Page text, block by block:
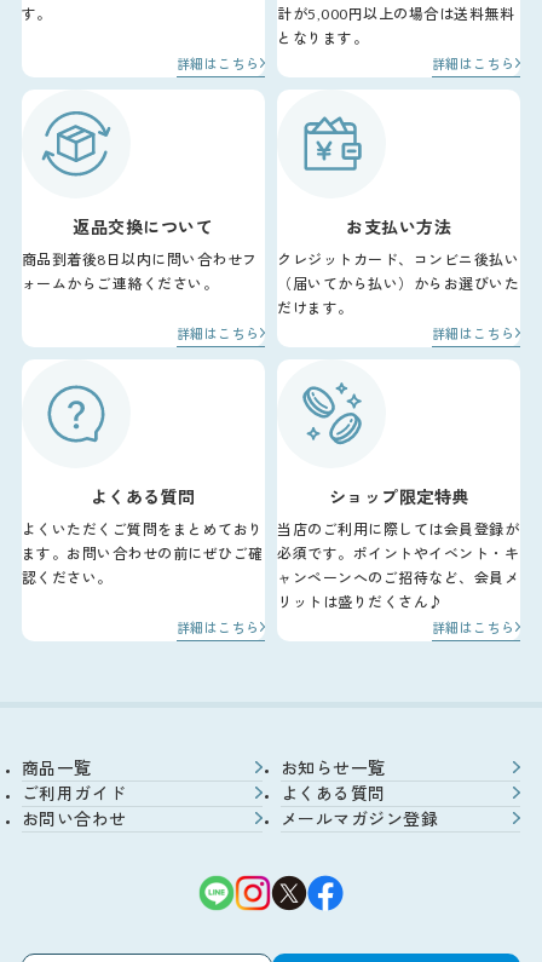
す。
詳細はこちら
計が5,000円以上の場合は送料無料
となります。
詳細はこちら
返品交換について
商品到着後8日以内に問い合わせフ
ォームからご連絡ください。
詳細はこちら
お支払い方法
クレジットカード、コンビニ後払い
（届いてから払い）からお選びいた
だけます。
詳細はこちら
よくある質問
よくいただくご質問をまとめており
ます。お問い合わせの前にぜひご確
認ください。
詳細はこちら
ショップ限定特典
当店のご利用に際しては会員登録が
必須です。ポイントやイベント・キ
ャンペーンへのご招待など、会員メ
リットは盛りだくさん♪
詳細はこちら
商品一覧
お知らせ一覧
ご利用ガイド
よくある質問
お問い合わせ
メールマガジン登録